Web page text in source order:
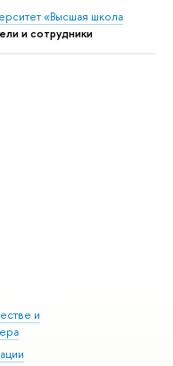
«Высшая школа
и сотрудники
и